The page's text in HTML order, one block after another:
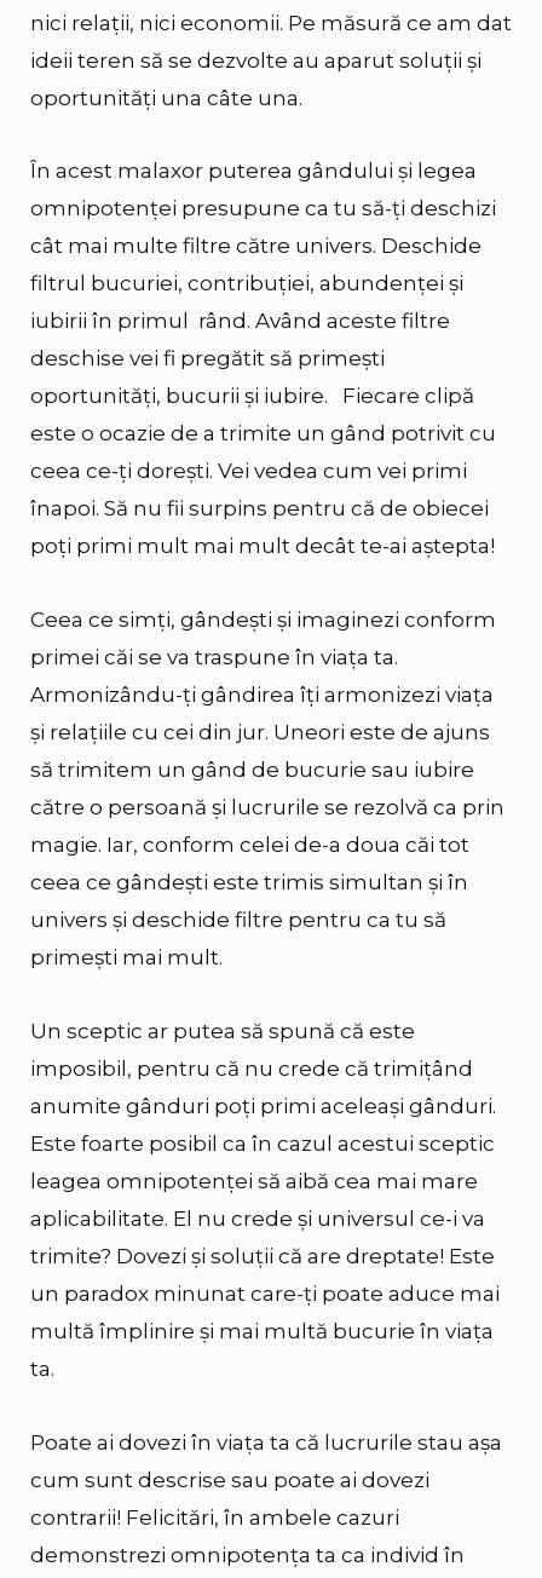
nici relații, nici economii. Pe măsură ce am dat
ideii teren să se dezvolte au aparut soluții și
oportunități una câte una.
În acest malaxor puterea gândului și legea
omnipotenței presupune ca tu să-ți deschizi
cât mai multe filtre către univers. Deschide
filtrul bucuriei, contribuției, abundenței și
iubirii în primul rând. Având aceste filtre
deschise vei fi pregătit să primești
oportunități, bucurii și iubire. Fiecare clipă
este o ocazie de a trimite un gând potrivit cu
ceea ce-ți dorești. Vei vedea cum vei primi
înapoi. Să nu fii surpins pentru că de obiecei
poți primi mult mai mult decât te-ai aștepta!
Ceea ce simți, gândești și imaginezi conform
primei căi se va traspune în viața ta.
Armonizându-ți gândirea îți armonizezi viața
și relațiile cu cei din jur. Uneori este de ajuns
să trimitem un gând de bucurie sau iubire
către o persoană și lucrurile se rezolvă ca prin
magie. Iar, conform celei de-a doua căi tot
ceea ce gândești este trimis simultan și în
univers și deschide filtre pentru ca tu să
primești mai mult.
Un sceptic ar putea să spună că este
imposibil, pentru că nu crede că trimițând
anumite gânduri poți primi aceleași gânduri.
Este foarte posibil ca în cazul acestui sceptic
leagea omnipotenței să aibă cea mai mare
aplicabilitate. El nu crede și universul ce-i va
trimite? Dovezi și soluții că are dreptate! Este
un paradox minunat care-ți poate aduce mai
multă împlinire și mai multă bucurie în viața
ta.
Poate ai dovezi în viața ta că lucrurile stau așa
cum sunt descrise sau poate ai dovezi
contrarii! Felicitări, în ambele cazuri
demonstrezi omnipotența ta ca individ în